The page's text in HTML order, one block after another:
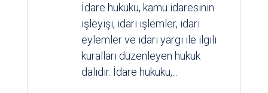
İdare hukuku, kamu idaresinin
işleyişi, idari işlemler, idari
eylemler ve idari yargı ile ilgili
kuralları düzenleyen hukuk
dalıdır. İdare hukuku,...